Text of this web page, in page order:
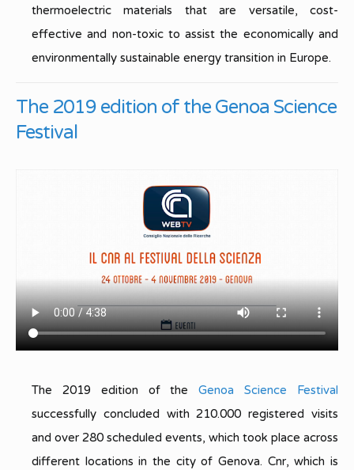
thermoelectric materials that are versatile, cost-
effective and non-toxic to assist the economically and
environmentally sustainable energy transition in Europe.
The 2019 edition of the Genoa Science
Festival
The 2019 edition of theGenoa Science Festival
successfully concluded with 210.000 registered visits
and over 280 scheduled events, which took place across
different locations in the city of Genova. Cnr, which is